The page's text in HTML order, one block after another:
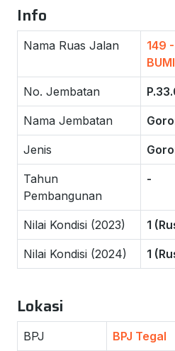
Info
Nama Ruas Jalan
149
No. Jembatan
Nama Jembatan
Jenis
Tahun
Pembangunan
-
Nilai Kondisi (2023) 1
Nilai Kondisi (2024) 1
Lokasi
BPJ BPJ Tegal